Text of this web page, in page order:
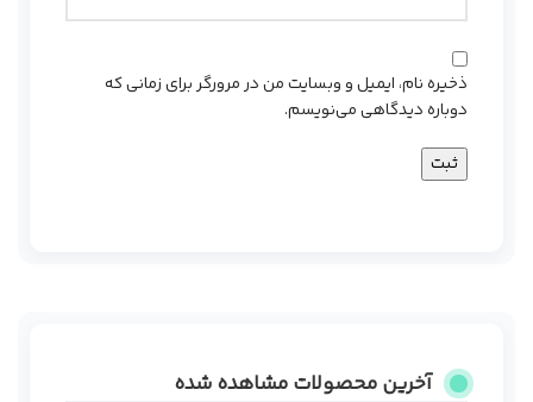
ذخیره نام، ایمیل و وبسایت من در مرورگر برای زمانی که
دوباره دیدگاهی می‌نویسم.
آخرین محصولات مشاهده شده